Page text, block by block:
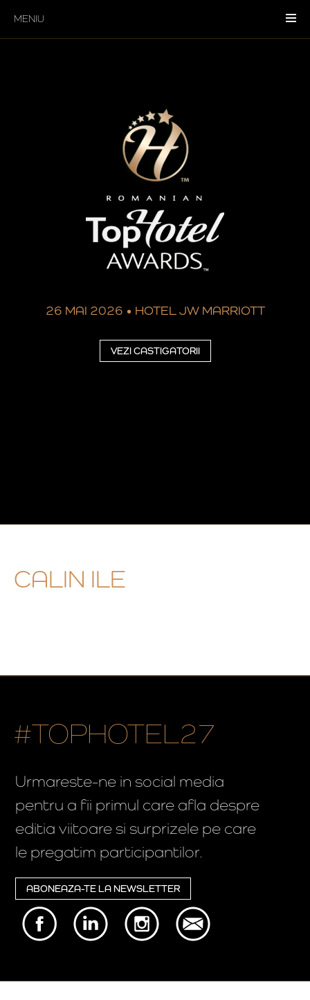
MENIU
26 MAI 2026 • HOTEL JW MARRIOTT
VEZI CASTIGATORII
CALIN ILE
#TOPHOTEL27
Urmareste-ne in social media
pentru a fii primul care afla despre
editia viitoare si surprizele pe care
le pregatim participantilor.
ABONEAZA-TE LA NEWSLETTER